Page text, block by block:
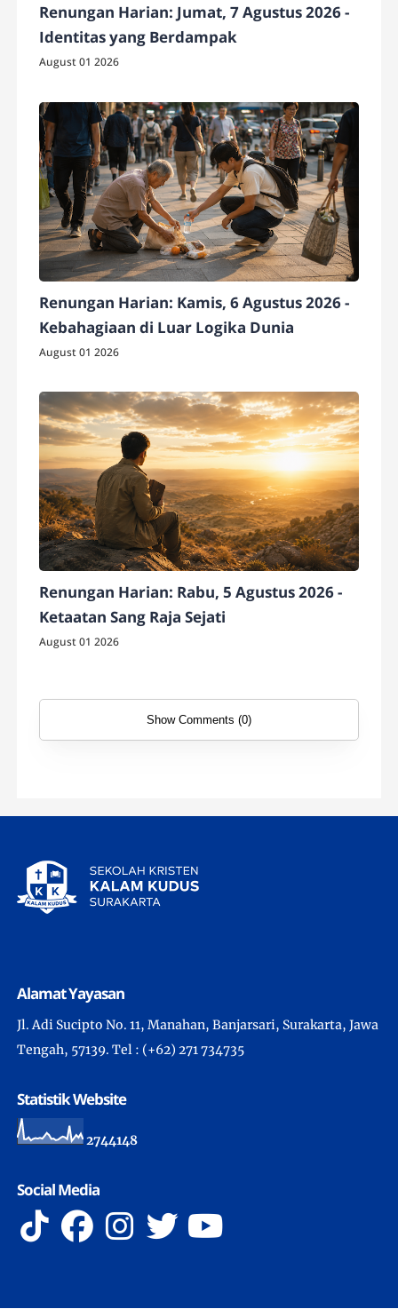
Renungan Harian: Jumat, 7 Agustus 2026 -
Identitas yang Berdampak
August 01 2026
Renungan Harian: Kamis, 6 Agustus 2026 -
Kebahagiaan di Luar Logika Dunia
August 01 2026
Renungan Harian: Rabu, 5 Agustus 2026 -
Ketaatan Sang Raja Sejati
August 01 2026
Show Comments (0)
Alamat Yayasan
Jl. Adi Sucipto No. 11, Manahan, Banjarsari, Surakarta, Jawa
Tengah, 57139. Tel : (+62) 271 734735
Statistik Website
2744148
Social Media